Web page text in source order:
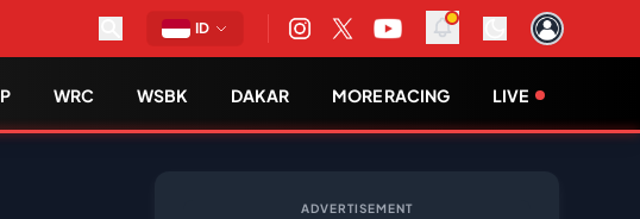
ID
WRC WSBK DAKAR MORE RACING LIVE
ADVERTISEMENT